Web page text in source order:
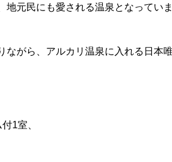
元民にも愛される温泉となっていま
ながら、アルカリ温泉に入れる日本
1室、